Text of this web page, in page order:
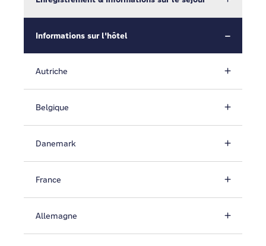
Informations sur l'hôtel
Autriche
Belgique
Danemark
France
Allemagne